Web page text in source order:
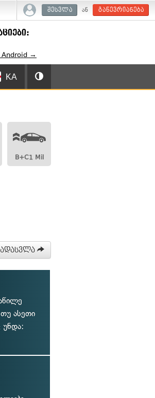
შესვლა ან გაწევრიანება
Android →
KA
B+C1 Mil
ასეთი
უნდა: